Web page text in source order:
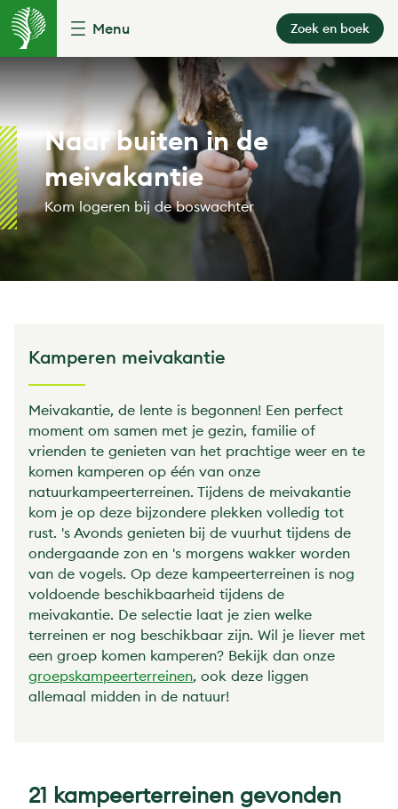
Menu Zoek en boek
Naar buiten in de
meivakantie
Kom logeren bij de boswachter
Kamperen meivakantie
Meivakantie, de lente is begonnen! Een perfect
moment om samen met je gezin, familie of
vrienden te genieten van het prachtige weer en te
komen kamperen op één van onze
natuurkampeerterreinen. Tijdens de meivakantie
kom je op deze bijzondere plekken volledig tot
rust. 's Avonds genieten bij de vuurhut tijdens de
ondergaande zon en 's morgens wakker worden
van de vogels. Op deze kampeerterreinen is nog
voldoende beschikbaarheid tijdens de
meivakantie. De selectie laat je zien welke
terreinen er nog beschikbaar zijn. Wil je liever met
een groep komen kamperen? Bekijk dan onze
groepskampeerterreinen, ook deze liggen
allemaal midden in de natuur!
21 kampeerterreinen gevonden